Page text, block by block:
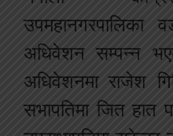
अधिवेशन सम्पन्न
अधिवेशनमा राजेश
सभापतिमा जित हात